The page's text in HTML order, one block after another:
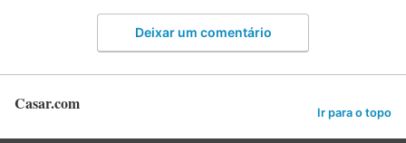
Deixar um comentário
Casar.com Ir para o topo